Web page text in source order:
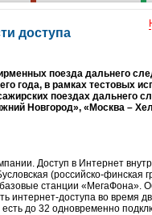
доступа
поезда дальнего
года, в рамках тестовых
поездах дальнего
Новгород», «Москва –
Доступ в Интернет
(российско-финская
станции «МегаФона».
интернет-доступа во время
до 32 одновременно